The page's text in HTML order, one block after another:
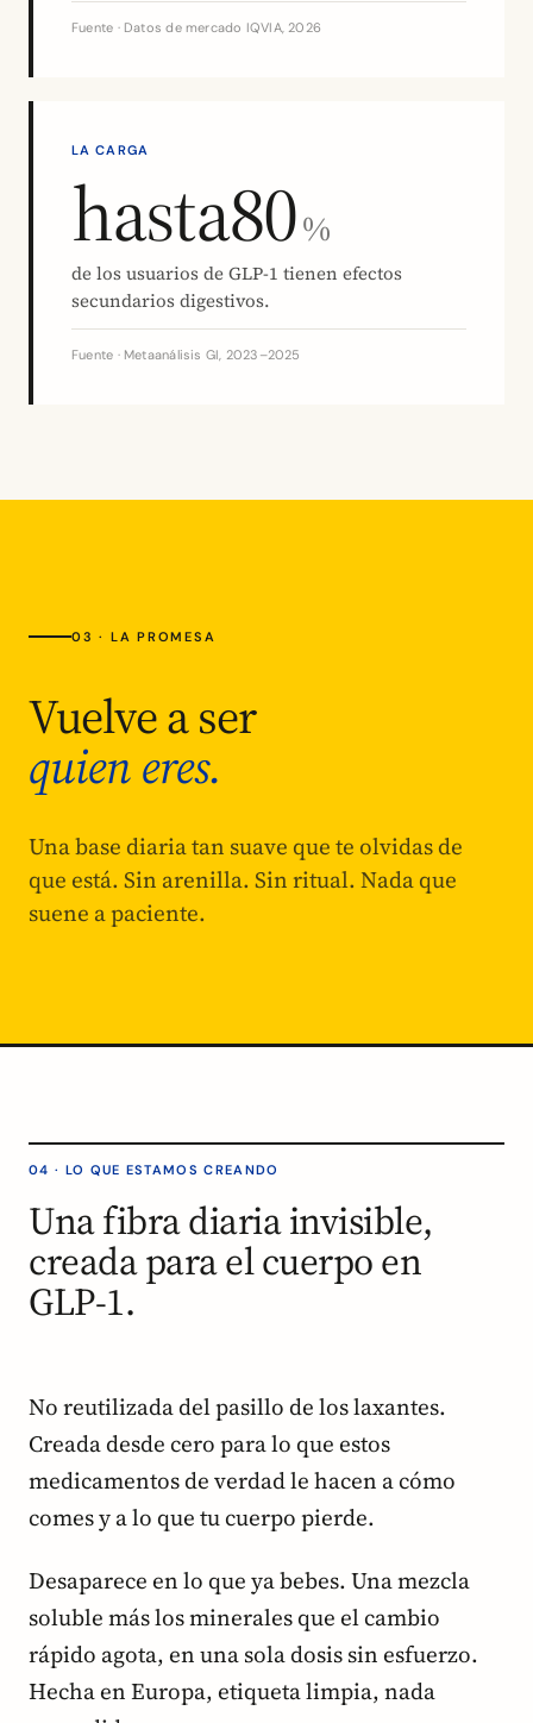
Fuente · Datos de mercado IQVIA, 2026
LA CARGA
hasta80%
de los usuarios de GLP-1 tienen efectos
secundarios digestivos.
Fuente · Metaanálisis GI, 2023–2025
03 · LA PROMESA
Vuelve a ser
quien eres.
Una base diaria tan suave que te olvidas de
que está. Sin arenilla. Sin ritual. Nada que
suene a paciente.
04 · LO QUE ESTAMOS CREANDO
Una fibra diaria invisible,
creada para el cuerpo en
GLP-1.
No reutilizada del pasillo de los laxantes.
Creada desde cero para lo que estos
medicamentos de verdad le hacen a cómo
comes y a lo que tu cuerpo pierde.
Desaparece en lo que ya bebes. Una mezcla
soluble más los minerales que el cambio
rápido agota, en una sola dosis sin esfuerzo.
Hecha en Europa, etiqueta limpia, nada